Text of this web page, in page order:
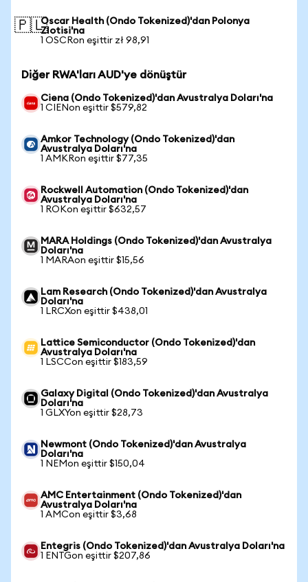
🇵🇱Oscar Health (Ondo Tokenized)'dan Polonya
Zlotisi'na
1 OSCRon eşittir zł 98,91
Diğer RWA'ları AUD'ye dönüştür
Ciena (Ondo Tokenized)'dan Avustralya Doları'na
1 CIENon eşittir $579,82
Amkor Technology (Ondo Tokenized)'dan
Avustralya Doları'na
1 AMKRon eşittir $77,35
Rockwell Automation (Ondo Tokenized)'dan
Avustralya Doları'na
1 ROKon eşittir $632,57
MARA Holdings (Ondo Tokenized)'dan Avustralya
Doları'na
1 MARAon eşittir $15,56
Lam Research (Ondo Tokenized)'dan Avustralya
Doları'na
1 LRCXon eşittir $438,01
Lattice Semiconductor (Ondo Tokenized)'dan
Avustralya Doları'na
1 LSCCon eşittir $183,59
Galaxy Digital (Ondo Tokenized)'dan Avustralya
Doları'na
1 GLXYon eşittir $28,73
Newmont (Ondo Tokenized)'dan Avustralya
Doları'na
1 NEMon eşittir $150,04
AMC Entertainment (Ondo Tokenized)'dan
Avustralya Doları'na
1 AMCon eşittir $3,68
Entegris (Ondo Tokenized)'dan Avustralya Doları'na
1 ENTGon eşittir $207,86